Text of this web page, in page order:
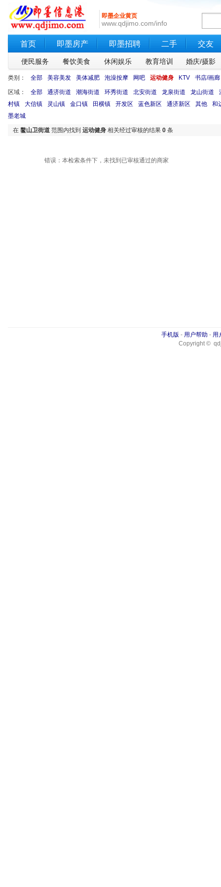
即墨企业黄页
www.qdjimo.com/info
首页 即墨房产 即墨招聘 二手 交友
便民服务 餐饮美食 休闲娱乐 教育培训 婚庆/摄影
类别： 全部 美容美发 美体减肥 泡澡按摩 网吧 运动健身 KTV 书店/画廊
区域： 全部 通济街道 潮海街道 环秀街道 北安街道 龙泉街道 龙山街道
村镇
大信镇 灵山镇 金口镇 田横镇 开发区 蓝色新区 通济新区 其他
和
墨老城
在 鳌山卫街道 范围内找到 运动健身 相关经过审核的结果 0 条
错误：本检索条件下，未找到已审核通过的商家
手机版 - 用户帮助 - 用
Copyright ©